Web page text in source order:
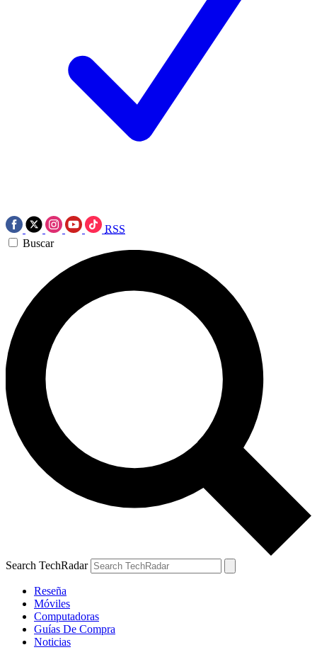
RSS
Buscar
Search TechRadar
Reseña
Móviles
Computadoras
Guías De Compra
Noticias